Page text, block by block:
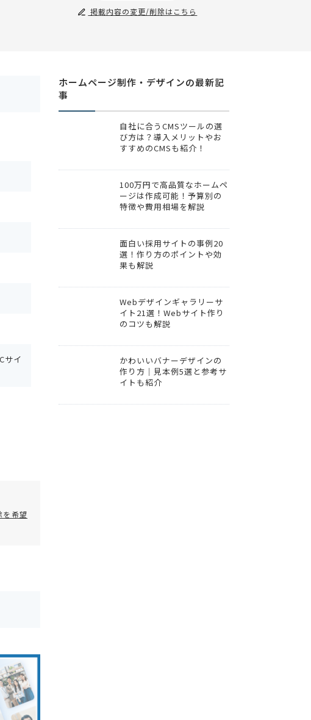
掲載内容の変更/削除はこちら
サイ
を希望
ホームページ制作・デザインの最新記
事
自社に合うCMSツールの選
び方は？導入メリットやお
すすめのCMSも紹介！
100万円で高品質なホームペ
ージは作成可能！予算別の
特徴や費用相場を解説
面白い採用サイトの事例20
選！作り方のポイントや効
果も解説
Webデザインギャラリーサ
イト21選！Webサイト作り
のコツも解説
かわいいバナーデザインの
作り方｜見本例5選と参考サ
イトも紹介